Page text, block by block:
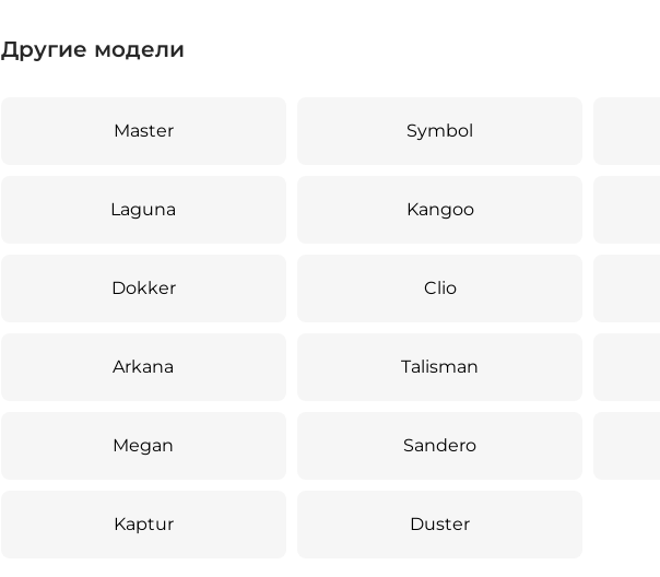
Другие модели
Master Symbol
Laguna Kangoo
Dokker Clio
Arkana Talisman
Megan Sandero
Kaptur Duster